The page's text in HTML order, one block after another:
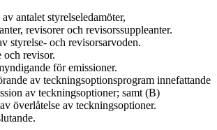
antalet styrelseledamöter,
revisorer och revisorssuppleanter.
styrelse- och revisorsarvoden.
och revisor.
för emissioner.
av teckningsoptionsprogram innefattande
av teckningsoptioner; samt (B)
överlåtelse av teckningsoptioner.